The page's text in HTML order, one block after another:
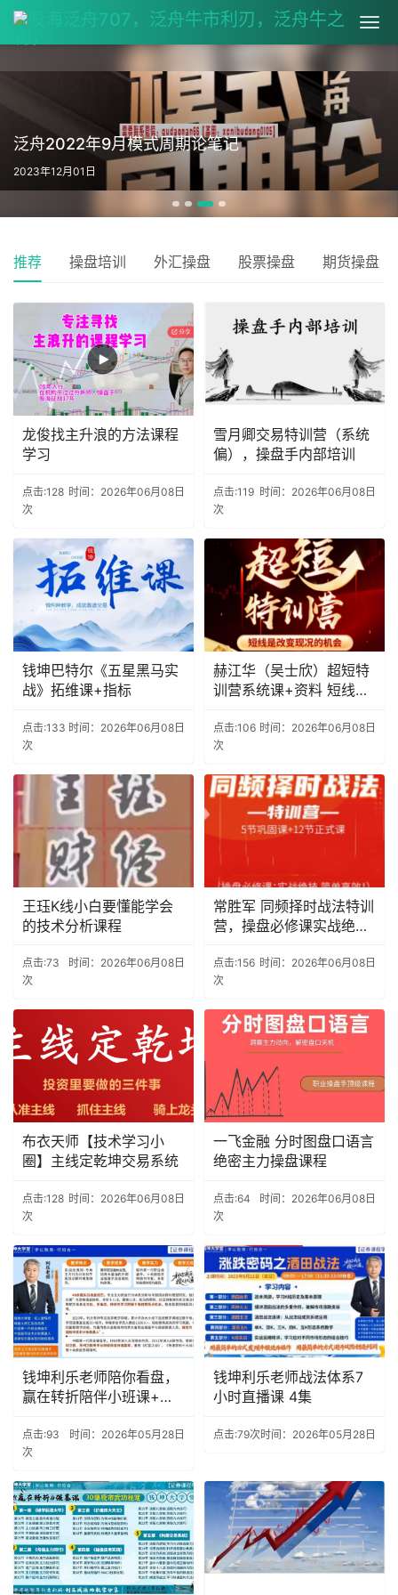
泛舟2022年9月模式周期论笔记
2023年12月01日
推荐 操盘培训 外汇操盘 股票操盘 期货操盘
龙俊找主升浪的方法课程
学习
点击:128
次
时间：2026年06月08日
雪月卿交易特训营（系统
偏），操盘手内部培训
点击:119
次
时间：2026年06月08日
钱坤巴特尔《五星黑马实
战》拓维课+指标
点击:133
次
时间：2026年06月08日
赫江华（吴士欣）超短特
训营系统课+资料 短线是
点击:106
次
时间：2026年06月08日
王珏K线小白要懂能学会
的技术分析课程
点击:73
次
时间：2026年06月08日
常胜军 同频择时战法特训
营，操盘必修课实战绝技
点击:156
次
时间：2026年06月08日
布衣天师【技术学习小
圈】主线定乾坤交易系统
点击:128
次
时间：2026年06月08日
一飞金融 分时图盘口语言
绝密主力操盘课程
点击:64
次
时间：2026年06月08日
钱坤利乐老师陪你看盘，
赢在转折陪伴小班课+助
点击:93
次
时间：2026年05月28日
钱坤利乐老师战法体系7
小时直播课 4集
点击:79次时间：2026年05月28日